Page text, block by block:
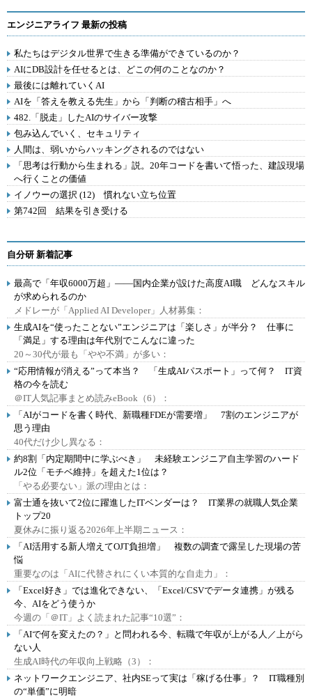
エンジニアライフ 最新の投稿
私たちはデジタル世界で生きる準備ができているのか？
AIにDB設計を任せるとは、どこの何のことなのか？
最後には離れていくAI
AIを「答えを教える先生」から「判断の稽古相手」へ
482.「脱走」したAIのサイバー攻撃
包み込んでいく、セキュリティ
人間は、弱いからハッキングされるのではない
「思考は行動から生まれる」説。20年コードを書いて悟った、建設現場
へ行くことの価値
イノウーの選択 (12) 慣れない立ち位置
第742回 結果を引き受ける
自分研 新着記事
最高で「年収6000万超」――国内企業が設けた高度AI職 どんなスキル
が求められるのか
メドレーが「Applied AI Developer」人材募集：
生成AIを“使ったことない”エンジニアは「楽しさ」が半分？ 仕事に
「満足」する理由は年代別でこんなに違った
20～30代が最も「やや不満」が多い：
“応用情報が消える”って本当？ 「生成AIパスポート」って何？ IT資
格の今を読む
＠IT人気記事まとめ読みeBook（6）：
「AIがコードを書く時代、新職種FDEが需要増」 7割のエンジニアが
思う理由
40代だけ少し異なる：
約8割「内定期間中に学ぶべき」 未経験エンジニア自主学習のハード
ル2位「モチベ維持」を超えた1位は？
「やる必要ない」派の理由とは：
富士通を抜いて2位に躍進したITベンダーは？ IT業界の就職人気企業
トップ20
夏休みに振り返る2026年上半期ニュース：
「AI活用する新人増えてOJT負担増」 複数の調査で露呈した現場の苦
悩
重要なのは「AIに代替されにくい本質的な自走力」：
「Excel好き」では進化できない、「Excel/CSVでデータ連携」が残る
今、AIをどう使うか
今週の「＠IT」よく読まれた記事“10選”：
「AIで何を変えたの？」と問われる今、転職で年収が上がる人／上がら
ない人
生成AI時代の年収向上戦略（3）：
ネットワークエンジニア、社内SEって実は「稼げる仕事」？ IT職種別
の“単価”に明暗